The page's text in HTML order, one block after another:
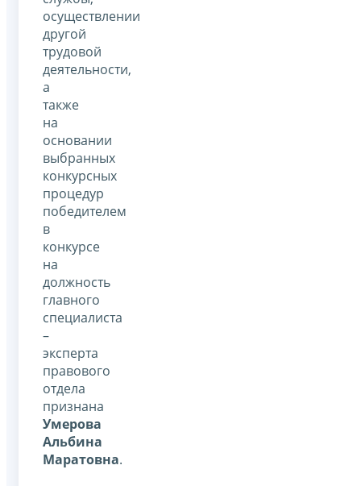
осуществлении
другой
трудовой
деятельности,
а
также
на
основании
выбранных
конкурсных
процедур
победителем
в
конкурсе
на
должность
главного
специалиста
–
эксперта
правового
отдела
признана
Умерова
Альбина
Маратовна.